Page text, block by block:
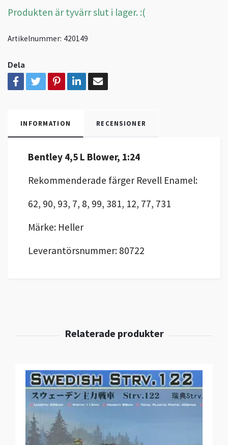
Produkten är tyvärr slut i lager. :(
Artikelnummer: 420149
Dela
INFORMATION RECENSIONER
Bentley 4,5 L Blower, 1:24
Rekommenderade färger Revell Enamel:
62, 90, 93, 7, 8, 99, 381, 12, 77, 731
Märke: Heller
Leverantörsnummer: 80722